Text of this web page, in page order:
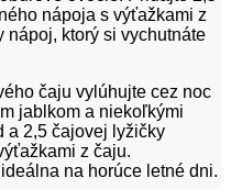
nápoja s výťažkami z
ktorý si vychutnáte
čaju vylúhujte cez noc
jablkom a niekoľkými
a 2,5 čajovej lyžičky
z čaju.
na horúce letné dni.